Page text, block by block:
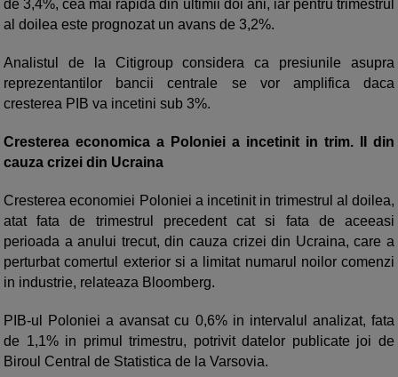
de 3,4%, cea mai rapida din ultimii doi ani, iar pentru trimestrul
al doilea este prognozat un avans de 3,2%.
Analistul de la Citigroup considera ca presiunile asupra
reprezentantilor bancii centrale se vor amplifica daca
cresterea PIB va incetini sub 3%.
Cresterea economica a Poloniei a incetinit in trim. II din
cauza crizei din Ucraina
Cresterea economiei Poloniei a incetinit in trimestrul al doilea,
atat fata de trimestrul precedent cat si fata de aceeasi
perioada a anului trecut, din cauza crizei din Ucraina, care a
perturbat comertul exterior si a limitat numarul noilor comenzi
in industrie, relateaza Bloomberg.
PIB-ul Poloniei a avansat cu 0,6% in intervalul analizat, fata
de 1,1% in primul trimestru, potrivit datelor publicate joi de
Biroul Central de Statistica de la Varsovia.